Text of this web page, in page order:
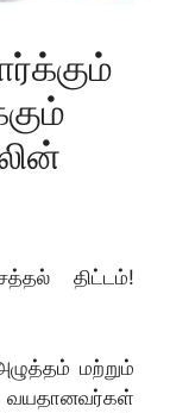
திட்டம்!
மற்றும்
வயதானவர்கள்